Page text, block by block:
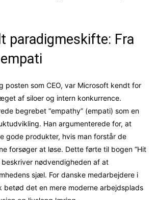
paradigmeskifte: Fra
posten som CEO, var Microsoft kendt for
af siloer og intern konkurrence.
begrebet “empathy” (empati) som en
Han argumenterede for, at
gode produkter, hvis man forstår de
forsøger at løse. Dette førte til bogen “Hit
beskriver nødvendigheden af at
sjæl. For danske medarbejdere i
betød det en mere moderne arbejdsplads